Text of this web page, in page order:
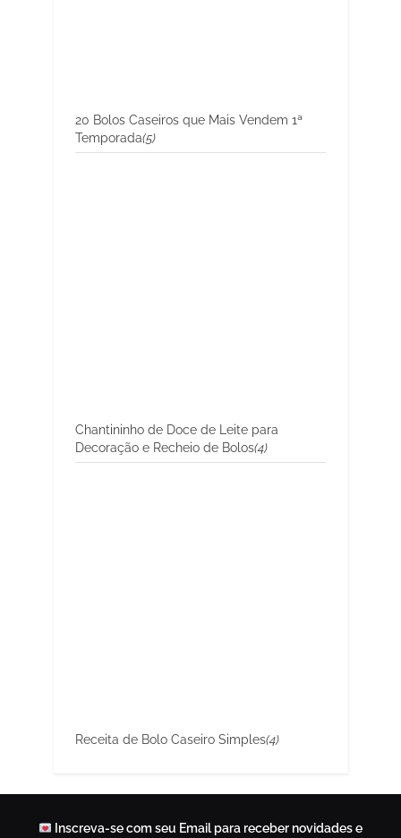
20 Bolos Caseiros que Mais Vendem 1ª
Temporada(5)
Chantininho de Doce de Leite para
Decoração e Recheio de Bolos(4)
Receita de Bolo Caseiro Simples(4)
Inscreva-se com seu Email para receber novidades e